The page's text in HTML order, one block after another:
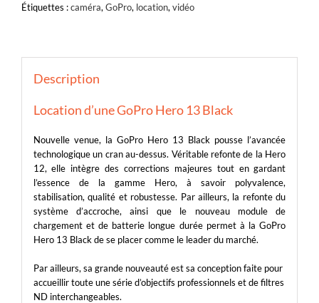
Étiquettes :caméra, GoPro, location, vidéo
Description
Location d’une GoPro Hero 13 Black
Nouvelle venue, la GoPro Hero 13 Black pousse l’avancée
technologique un cran au-dessus. Véritable refonte de la Hero
12, elle intègre des corrections majeures tout en gardant
l’essence de la gamme Hero, à savoir polyvalence,
stabilisation, qualité et robustesse. Par ailleurs, la refonte du
système d’accroche, ainsi que le nouveau module de
chargement et de batterie longue durée permet à la GoPro
Hero 13 Black de se placer comme le leader du marché.
Par ailleurs, sa grande nouveauté est sa conception faite pour
accueillir toute une série d’objectifs professionnels et de filtres
ND interchangeables.